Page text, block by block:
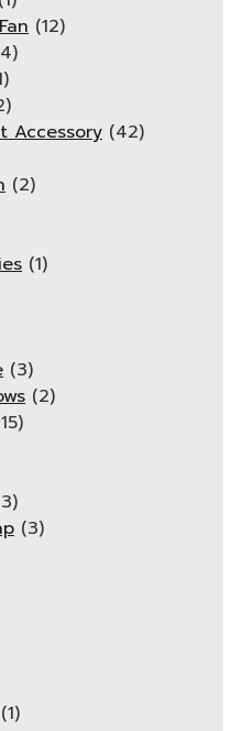
(12)
Accessory (42)
(2)
(1)
(3)
(2)
(3)
(1)